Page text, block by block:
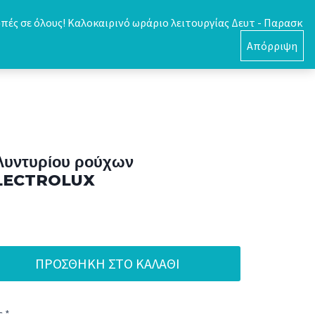
σε όλους! Καλοκαιρινό ωράριο λειτουργίας Δευτ - Παρασκ
Απόρριψη
0
ρούχων
ΠΡΟΣΘΉΚΗ ΣΤΟ ΚΑΛΆΘΙ